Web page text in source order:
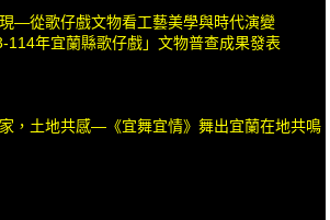
—從歌仔戲文物看工藝美學與時代演變
114年宜蘭縣歌仔戲」文物普查成果發表
，土地共感—《宜舞宜情》舞出宜蘭在地共鳴